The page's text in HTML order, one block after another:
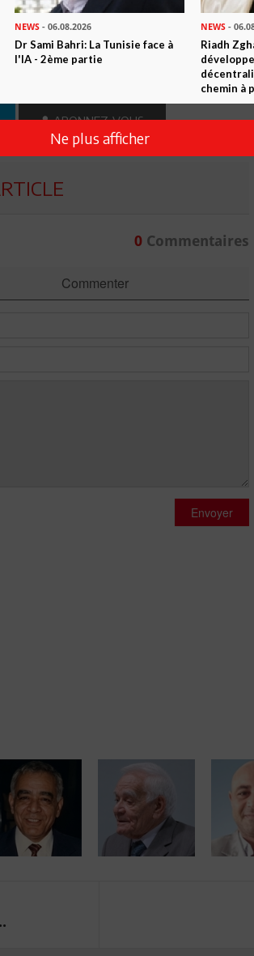
Imprimer
AVEC VOS AMIS !
ABONNEZ-VOUS
0Commentaires
Commenter
Envoyer
NEWS - 06.08.2026
Dr Sami Bahri: La Tunisie face à
l'IA - 2ème partie
NEWS-
Riadh
chemin à
Ne plus afficher